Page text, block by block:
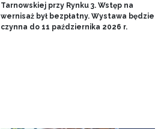
Tarnowskiej przy Rynku 3. Wstęp na
wernisaż był bezpłatny. Wystawa będzie
czynna do 11 października 2026 r.